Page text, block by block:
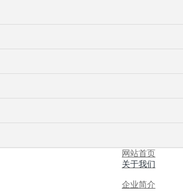
网站首页
关于我们
企业简介